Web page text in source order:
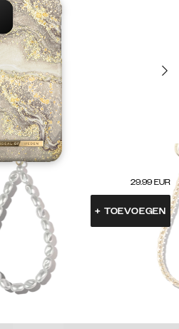
29.99 EUR
+ TOEVOEGEN